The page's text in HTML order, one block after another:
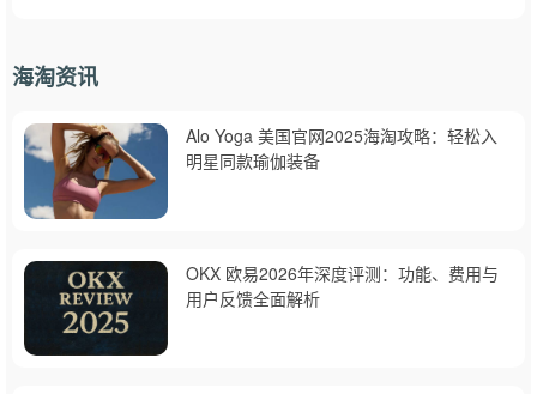
海淘资讯
Alo Yoga 美国官网2025海淘攻略：轻松入
明星同款瑜伽装备
OKX 欧易2026年深度评测：功能、费用与
用户反馈全面解析